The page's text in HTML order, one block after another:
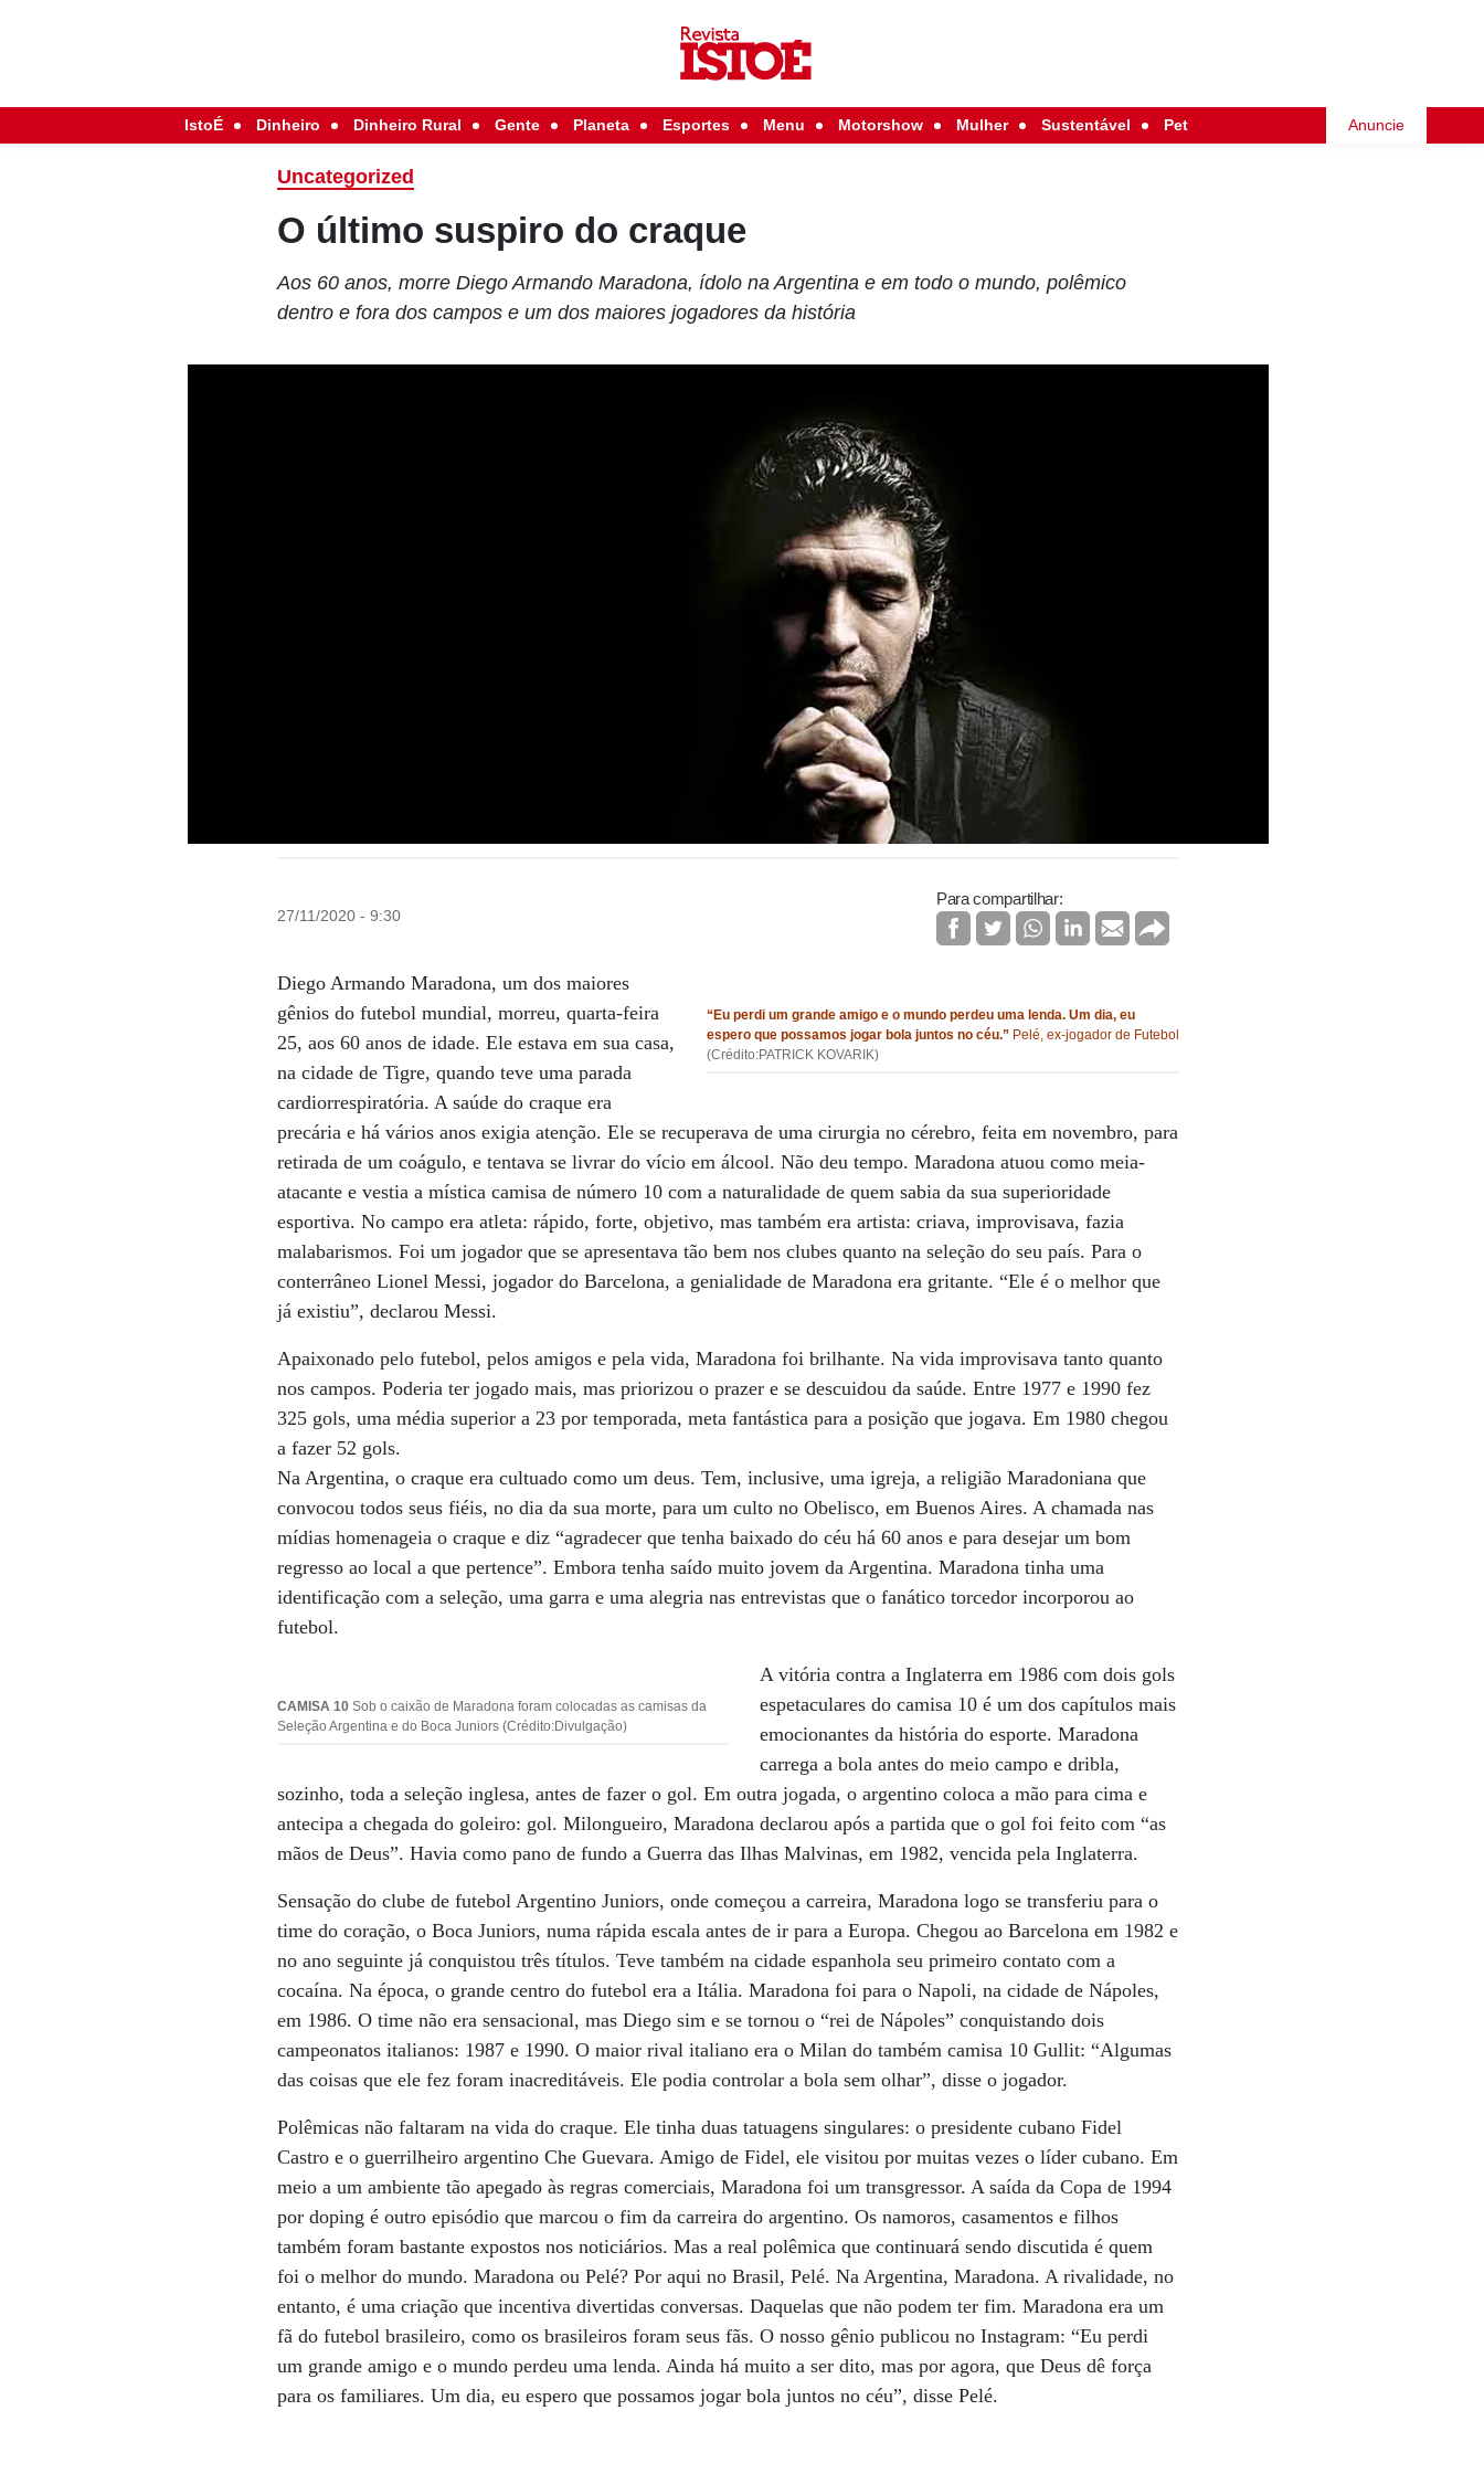
IstoÉ Dinheiro Dinheiro Rural Gente Planeta Esportes Menu Motorshow Mulher Sustentável Pet Anuncie
Uncategorized
O último suspiro do craque
Aos 60 anos, morre Diego Armando Maradona, ídolo na Argentina e em todo o mundo, polêmico
dentro e fora dos campos e um dos maiores jogadores da história
27/11/2020 - 9:30
Para compartilhar:
“Eu perdi um grande amigo e o mundo perdeu uma lenda. Um dia, eu
espero que possamos jogar bola juntos no céu.” Pelé, ex-jogador de Futebol
(Crédito:PATRICK KOVARIK)
Diego Armando Maradona, um dos maiores
gênios do futebol mundial, morreu, quarta-feira
25, aos 60 anos de idade. Ele estava em sua casa,
na cidade de Tigre, quando teve uma parada
cardiorrespiratória. A saúde do craque era
precária e há vários anos exigia atenção. Ele se recuperava de uma cirurgia no cérebro, feita em novembro, para
retirada de um coágulo, e tentava se livrar do vício em álcool. Não deu tempo. Maradona atuou como meia-
atacante e vestia a mística camisa de número 10 com a naturalidade de quem sabia da sua superioridade
esportiva. No campo era atleta: rápido, forte, objetivo, mas também era artista: criava, improvisava, fazia
malabarismos. Foi um jogador que se apresentava tão bem nos clubes quanto na seleção do seu país. Para o
conterrâneo Lionel Messi, jogador do Barcelona, a genialidade de Maradona era gritante. “Ele é o melhor que
já existiu”, declarou Messi.
Apaixonado pelo futebol, pelos amigos e pela vida, Maradona foi brilhante. Na vida improvisava tanto quanto
nos campos. Poderia ter jogado mais, mas priorizou o prazer e se descuidou da saúde. Entre 1977 e 1990 fez
325 gols, uma média superior a 23 por temporada, meta fantástica para a posição que jogava. Em 1980 chegou
a fazer 52 gols.
Na Argentina, o craque era cultuado como um deus. Tem, inclusive, uma igreja, a religião Maradoniana que
convocou todos seus fiéis, no dia da sua morte, para um culto no Obelisco, em Buenos Aires. A chamada nas
mídias homenageia o craque e diz “agradecer que tenha baixado do céu há 60 anos e para desejar um bom
regresso ao local a que pertence”. Embora tenha saído muito jovem da Argentina. Maradona tinha uma
identificação com a seleção, uma garra e uma alegria nas entrevistas que o fanático torcedor incorporou ao
futebol.
CAMISA 10Sob o caixão de Maradona foram colocadas as camisas da
Seleção Argentina e do Boca Juniors (Crédito:Divulgação)
A vitória contra a Inglaterra em 1986 com dois gols
espetaculares do camisa 10 é um dos capítulos mais
emocionantes da história do esporte. Maradona
carrega a bola antes do meio campo e dribla,
sozinho, toda a seleção inglesa, antes de fazer o gol. Em outra jogada, o argentino coloca a mão para cima e
antecipa a chegada do goleiro: gol. Milongueiro, Maradona declarou após a partida que o gol foi feito com “as
mãos de Deus”. Havia como pano de fundo a Guerra das Ilhas Malvinas, em 1982, vencida pela Inglaterra.
Sensação do clube de futebol Argentino Juniors, onde começou a carreira, Maradona logo se transferiu para o
time do coração, o Boca Juniors, numa rápida escala antes de ir para a Europa. Chegou ao Barcelona em 1982 e
no ano seguinte já conquistou três títulos. Teve também na cidade espanhola seu primeiro contato com a
cocaína. Na época, o grande centro do futebol era a Itália. Maradona foi para o Napoli, na cidade de Nápoles,
em 1986. O time não era sensacional, mas Diego sim e se tornou o “rei de Nápoles” conquistando dois
campeonatos italianos: 1987 e 1990. O maior rival italiano era o Milan do também camisa 10 Gullit: “Algumas
das coisas que ele fez foram inacreditáveis. Ele podia controlar a bola sem olhar”, disse o jogador.
Polêmicas não faltaram na vida do craque. Ele tinha duas tatuagens singulares: o presidente cubano Fidel
Castro e o guerrilheiro argentino Che Guevara. Amigo de Fidel, ele visitou por muitas vezes o líder cubano. Em
meio a um ambiente tão apegado às regras comerciais, Maradona foi um transgressor. A saída da Copa de 1994
por doping é outro episódio que marcou o fim da carreira do argentino. Os namoros, casamentos e filhos
também foram bastante expostos nos noticiários. Mas a real polêmica que continuará sendo discutida é quem
foi o melhor do mundo. Maradona ou Pelé? Por aqui no Brasil, Pelé. Na Argentina, Maradona. A rivalidade, no
entanto, é uma criação que incentiva divertidas conversas. Daquelas que não podem ter fim. Maradona era um
fã do futebol brasileiro, como os brasileiros foram seus fãs. O nosso gênio publicou no Instagram: “Eu perdi
um grande amigo e o mundo perdeu uma lenda. Ainda há muito a ser dito, mas por agora, que Deus dê força
para os familiares. Um dia, eu espero que possamos jogar bola juntos no céu”, disse Pelé.